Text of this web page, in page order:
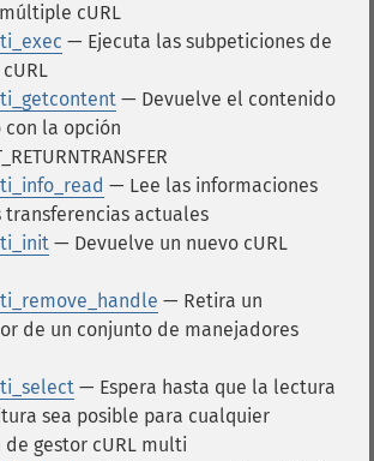
cURL
— Ejecuta las subpeticiones de
— Devuelve el contenido
la opción
— Lee las informaciones
transferencias actuales
— Devuelve un nuevo cURL
— Retira un
de un conjunto de manejadores
— Espera hasta que la lectura
sea posible para cualquier
de gestor cURL multi